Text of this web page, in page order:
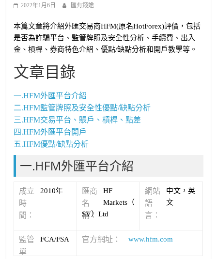
2022年1月6日 匯有錢途
本篇文章將介紹外匯交易商HFM(原名HotForex)評價，包括
是否為詐騙平台、監管牌照及安全性分析、手續費、出入
金、槓桿、券商特色介紹、優點/缺點分析和開戶教學等。
文章目錄
一.HFM外匯平台介紹
二.HFM監管牌照及安全性優點/缺點分析
三.HFM交易平台、賬戶、槓桿、點差
四.HFM外匯平台開戶
五.HFM優點/缺點分析
一.HFM外匯平台介紹
成立
時
間：
2010年
匯商
名
稱：
HF
Markets（
SV）Ltd
網站
語
言：
中文，英
文
監管
單
FCA/FSA 官方網址： www.hfm.com